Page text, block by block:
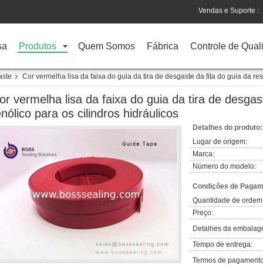
Vendas e Suporte :
Produtos Quem Somos Fábrica Controle de
Cor vermelha lisa da faixa do guia da tira de desgaste da fita do guia da
vermelha lisa da faixa do guia da tira de
para os cilindros hidráulicos
Detalhes do produto:
Lugar de origem:
Marca:
Número do modelo:
Condições de
Quantidade de
Preço:
Detalhes da
Tempo de entrega:
Termos de